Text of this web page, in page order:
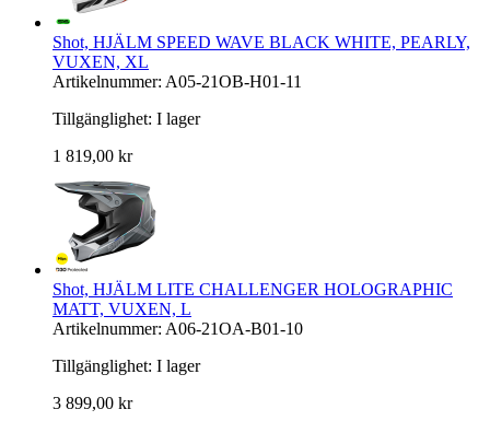
Shot, HJÄLM SPEED WAVE BLACK WHITE, PEARLY,
VUXEN, XL
Artikelnummer: A05-21OB-H01-11
Tillgänglighet: I lager
1 819,00 kr
Shot, HJÄLM LITE CHALLENGER HOLOGRAPHIC
MATT, VUXEN, L
Artikelnummer: A06-21OA-B01-10
Tillgänglighet: I lager
3 899,00 kr